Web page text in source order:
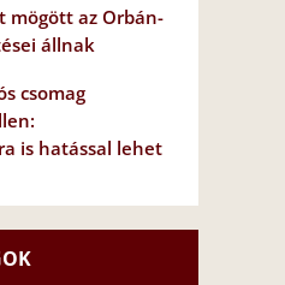
mögött az Orbán-
állnak
csomag
is hatással lehet